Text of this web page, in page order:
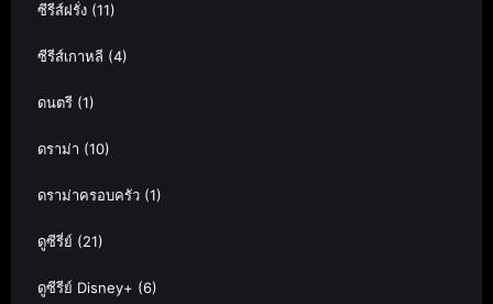
ซีรีส์ฝรั่ง (11)
ซีรีส์เกาหลี (4)
ดนตรี (1)
ดราม่า (10)
ดราม่าครอบครัว (1)
ดูซีรี่ย์ (21)
ดูซีรีย์ Disney+ (6)